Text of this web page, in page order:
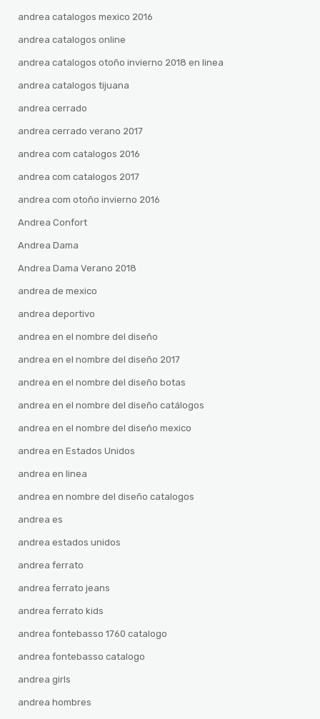
andrea catalogos mexico 2016
andrea catalogos online
andrea catalogos otoño invierno 2018 en linea
andrea catalogos tijuana
andrea cerrado
andrea cerrado verano 2017
andrea com catalogos 2016
andrea com catalogos 2017
andrea com otoño invierno 2016
Andrea Confort
Andrea Dama
Andrea Dama Verano 2018
andrea de mexico
andrea deportivo
andrea en el nombre del diseño
andrea en el nombre del diseño 2017
andrea en el nombre del diseño botas
andrea en el nombre del diseño catálogos
andrea en el nombre del diseño mexico
andrea en Estados Unidos
andrea en linea
andrea en nombre del diseño catalogos
andrea es
andrea estados unidos
andrea ferrato
andrea ferrato jeans
andrea ferrato kids
andrea fontebasso 1760 catalogo
andrea fontebasso catalogo
andrea girls
andrea hombres